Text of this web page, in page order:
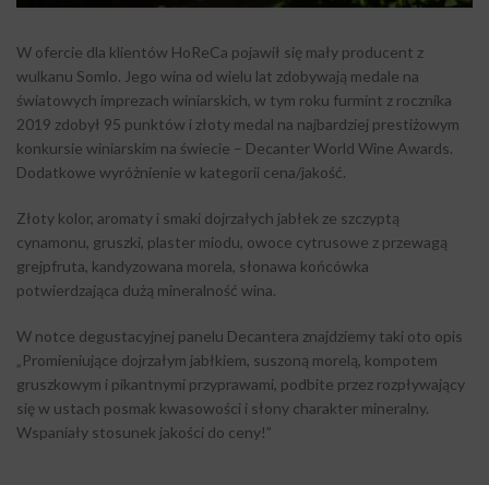
W ofercie dla klientów HoReCa pojawił się mały producent z
wulkanu Somlo. Jego wina od wielu lat zdobywają medale na
światowych imprezach winiarskich, w tym roku furmint z rocznika
2019 zdobył 95 punktów i złoty medal na najbardziej prestiżowym
konkursie winiarskim na świecie – Decanter World Wine Awards.
Dodatkowe wyróżnienie w kategorii cena/jakość.
Złoty kolor, aromaty i smaki dojrzałych jabłek ze szczyptą
cynamonu, gruszki, plaster miodu, owoce cytrusowe z przewagą
grejpfruta, kandyzowana morela, słonawa końcówka
potwierdzająca dużą mineralność wina.
W notce degustacyjnej panelu Decantera znajdziemy taki oto opis
„Promieniujące dojrzałym jabłkiem, suszoną morelą, kompotem
gruszkowym i pikantnymi przyprawami, podbite przez rozpływający
się w ustach posmak kwasowości i słony charakter mineralny.
Wspaniały stosunek jakości do ceny!”